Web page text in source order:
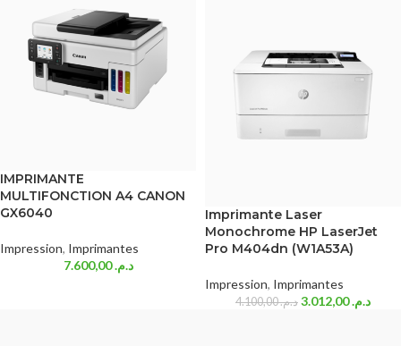
IMPRIMANTE
MULTIFONCTION A4 CANON
GX6040
Impression, Imprimantes
د.م.7.600,00
Imprimante Laser
Monochrome HP LaserJet
Pro M404dn (W1A53A)
Impression, Imprimantes
د.م.4.100,00 د.م.3.012,00